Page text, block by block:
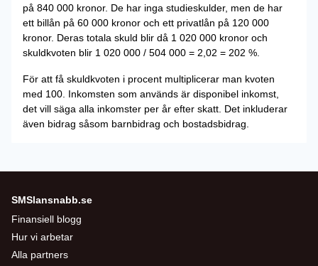
på 840 000 kronor. De har inga studieskulder, men de har
ett billån på 60 000 kronor och ett privatlån på 120 000
kronor. Deras totala skuld blir då 1 020 000 kronor och
skuldkvoten blir 1 020 000 / 504 000 = 2,02 = 202 %.
För att få skuldkvoten i procent multiplicerar man kvoten
med 100. Inkomsten som används är disponibel inkomst,
det vill säga alla inkomster per år efter skatt. Det inkluderar
även bidrag såsom barnbidrag och bostadsbidrag.
SMSlansnabb.se
Finansiell blogg
Hur vi arbetar
Alla partners